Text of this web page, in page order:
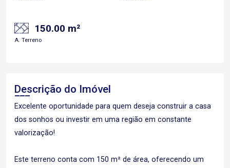
150.00 m²
A. Terreno
Descrição do Imóvel
Excelente oportunidade para quem deseja construir a casa
dos sonhos ou investir em uma região em constante
valorização!
Este terreno conta com 150 m² de área, oferecendo um